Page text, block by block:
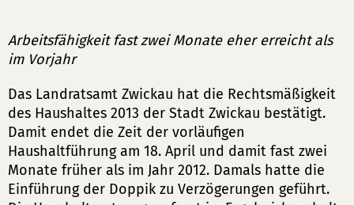
Arbeitsfähigkeit fast zwei Monate eher erreicht als
im Vorjahr
Das Landratsamt Zwickau hat die Rechtsmäßigkeit
des Haushaltes 2013 der Stadt Zwickau bestätigt.
Damit endet die Zeit der vorläufigen
Haushaltführung am 18. April und damit fast zwei
Monate früher als im Jahr 2012. Damals hatte die
Einführung der Doppik zu Verzögerungen geführt.